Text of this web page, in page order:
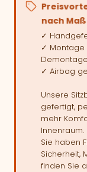
nach Maß
✓
✓ Montage
✓ Airbag
Unsere
gefertigt,
mehr
Innenraum.
Sie haben
Sicherheit,
finden Sie